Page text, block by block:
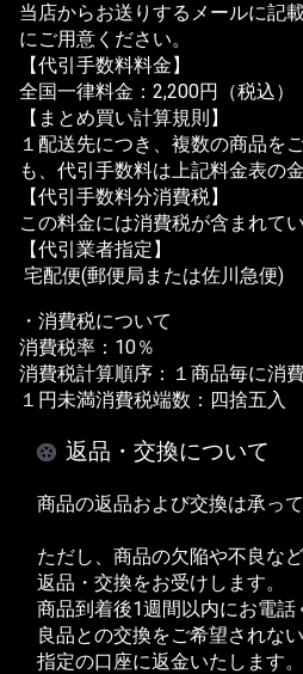
当店からお送りするメールに記
にご用意ください。
【代引手数料料金】
全国一律料金：2,200円（税込）
【まとめ買い計算規則】
１配送先につき、複数の商品を
も、代引手数料は上記料金表の
【代引手数料分消費税】
この料金には消費税が含まれて
【代引業者指定】
宅配便(郵便局または佐川急便)
・消費税について
消費税率：10％
消費税計算順序：１商品毎に消
１円未満消費税端数：四捨五入
返品・交換について
商品の返品および交換は承って
ただし、商品の欠陥や不良な
返品・交換をお受けします。
商品到着後1週間以内にお電話
良品との交換をご希望されな
指定の口座に返金いたします。